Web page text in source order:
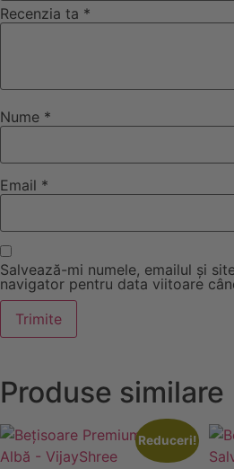
Recenzia ta *
Nume *
Email *
Salvează-mi numele, emailul și
navigator pentru data viitoare
Produse similare
Reduceri!